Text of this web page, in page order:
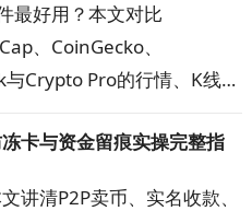
最好用？本文对比
、CoinGecko、
Crypto Pro的行情、K线、
建立更可靠的数据核对方
卡与资金留痕实操完整指
讲清P2P卖币、实名收款、